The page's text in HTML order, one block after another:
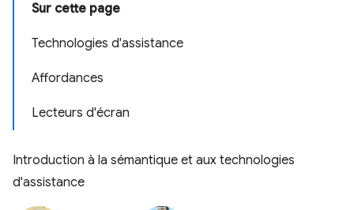
Sur cette page
Technologies d'assistance
Affordances
Lecteurs d'écran
Introduction à la sémantique et aux technologies
d'assistance